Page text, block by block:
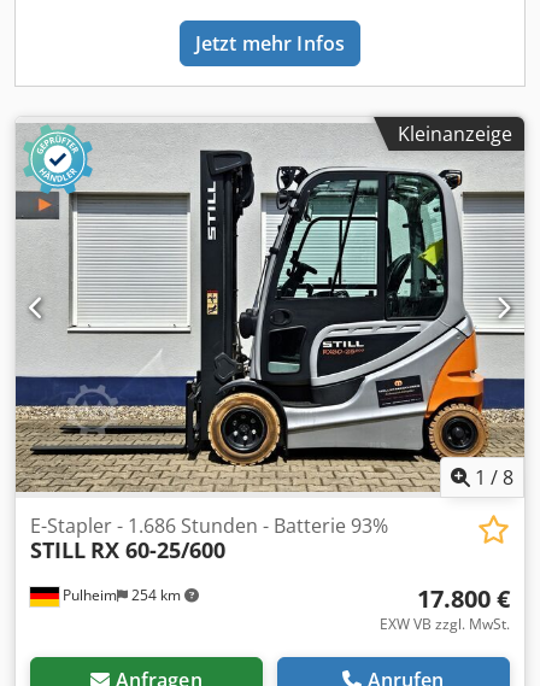
Jetzt mehr Infos
Kleinanzeige
1 /8
Pulheim 254 km
E-Stapler - 1.686 Stunden - Batterie 93%
STILL RX 60-25/600
17.800 €
EXW VB zzgl. MwSt.
Anfragen Anrufen